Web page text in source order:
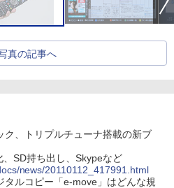
真の記事へ
ク、トリプルチューナ搭載の新ブ
SD持ち出し、Skypeなど
news/20110112_417991.html
タルコピー「e-move」はどんな規